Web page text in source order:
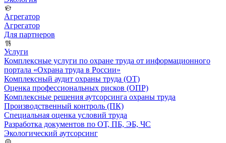
Агрегатор
Агрегатор
Для партнеров
Услуги
Комплексные услуги по охране труда от информационного
портала «Охрана труда в России»
Комплексный аудит охраны труда (ОТ)
Оценка профессиональных рисков (ОПР)
Комплексные решения аутсорсинга охраны труда
Производственный контроль (ПК)
Специальная оценка условий труда
Разработка документов по ОТ, ПБ, ЭБ, ЧС
Экологический аутсорсинг